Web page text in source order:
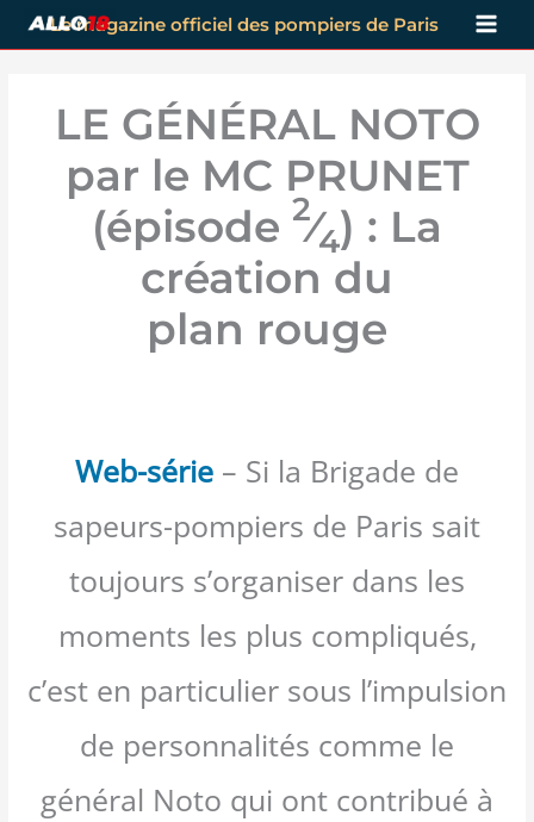
Aller
au
Le magazine officiel des pompiers de Paris
LE GÉNÉRAL NOTO
par le MC PRUNET
(épisode 2⁄4) : La
création du
plan rouge
Web-série – Si la Brigade de
sapeurs-pompiers de Paris sait
toujours s’organiser dans les
moments les plus compliqués,
c’est en particulier sous l’impulsion
de personnalités comme le
général Noto qui ont contribué à